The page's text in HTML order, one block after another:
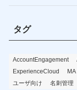
タグ
AccountEngagement
ExperienceCloud
MA
ユーザ向け
名刺管理